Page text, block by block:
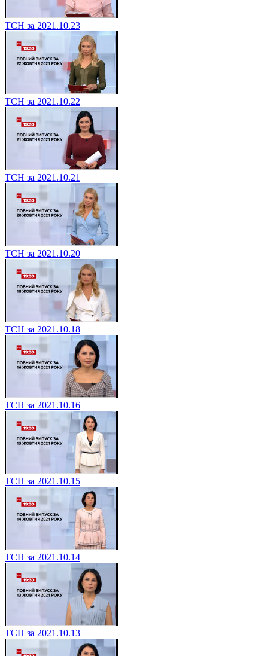
ТСН за 2021.10.23
ТСН за 2021.10.22
ТСН за 2021.10.21
ТСН за 2021.10.20
ТСН за 2021.10.18
ТСН за 2021.10.16
ТСН за 2021.10.15
ТСН за 2021.10.14
ТСН за 2021.10.13